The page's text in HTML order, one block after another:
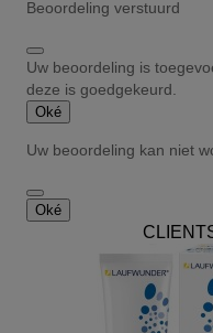
Beoordeling verstuurd
Uw beoordeling is
deze is goedgekeurd.
Oké
Uw beoordeling kan niet
Oké